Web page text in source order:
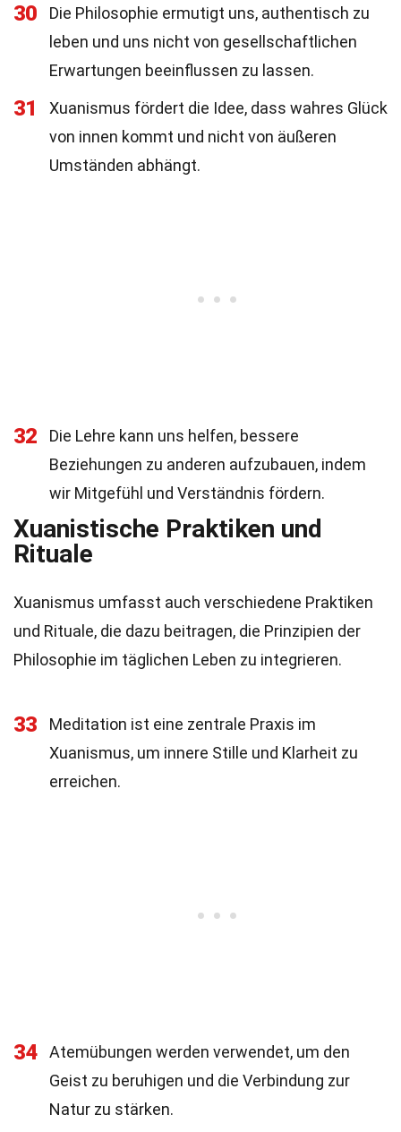
30
Die Philosophie ermutigt uns, authentisch zu
leben und uns nicht von gesellschaftlichen
Erwartungen beeinflussen zu lassen.
31
Xuanismus fördert die Idee, dass wahres Glück
von innen kommt und nicht von äußeren
Umständen abhängt.
32
Die Lehre kann uns helfen, bessere
Beziehungen zu anderen aufzubauen, indem
wir Mitgefühl und Verständnis fördern.
Xuanistische Praktiken und
Rituale
Xuanismus umfasst auch verschiedene Praktiken
und Rituale, die dazu beitragen, die Prinzipien der
Philosophie im täglichen Leben zu integrieren.
33
Meditation ist eine zentrale Praxis im
Xuanismus, um innere Stille und Klarheit zu
erreichen.
34
Atemübungen werden verwendet, um den
Geist zu beruhigen und die Verbindung zur
Natur zu stärken.